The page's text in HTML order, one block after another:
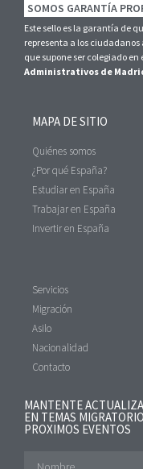
SOMOS GARANTÍA
Este sello es la garantía de
representa a los
que supone ser colegiado en
Administrativos de
MAPA DE SITIO
Quiénes somos
¿Por qué España?
Estudiar en España
Trabajar en España
Invertir en España
Servicios
Migración
Asilo
Nacionalidad
Contacto
MANTENTE
EN TEMAS
PROXIMOS EVENTOS